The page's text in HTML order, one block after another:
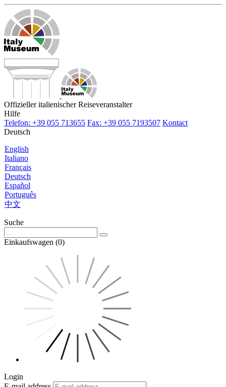
Offizieller italienischer Reiseveranstalter
Hilfe
Telefon: +39 055 713655 Fax: +39 055 7193507 Kontact
Deutsch
English
Italiano
Français
Deutsch
Español
Português
中文
Suche
Einkaufswagen (0)
Login